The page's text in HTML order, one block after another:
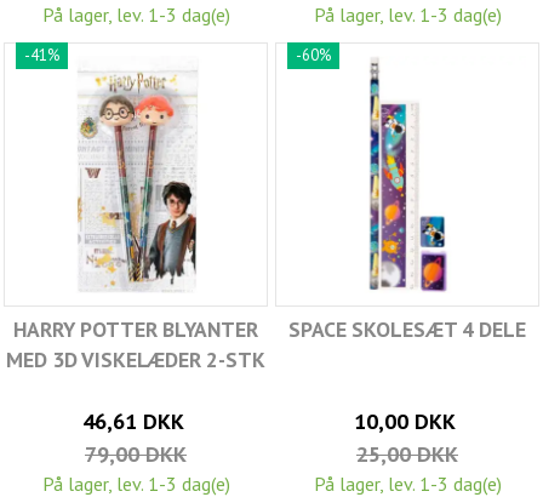
På lager, lev. 1-3 dag(e) På lager, lev. 1-3 dag(e)
-41%
HARRY POTTER BLYANTER
MED 3D VISKELÆDER 2-STK
46,61 DKK
79,00 DKK
På lager, lev. 1-3 dag(e)
-60%
SPACE SKOLESÆT 4 DELE
10,00 DKK
25,00 DKK
På lager, lev. 1-3 dag(e)